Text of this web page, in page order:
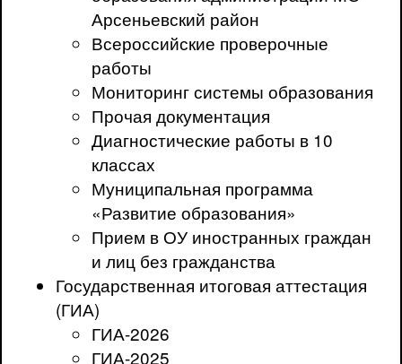
Арсеньевский район
Всероссийские проверочные
работы
Мониторинг системы образования
Прочая документация
Диагностические работы в 10
классах
Муниципальная программа
«Развитие образования»
Прием в ОУ иностранных граждан
и лиц без гражданства
Государственная итоговая аттестация
(ГИА)
ГИА-2026
ГИА-2025